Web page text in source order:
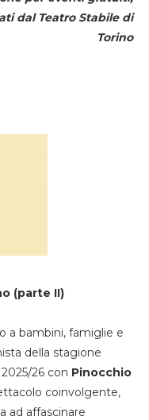
dal Teatro Stabile di
Torino
(parte II)
a bambini, famiglie e
della stagione
26 con Pinocchio
coinvolgente,
ad affascinare